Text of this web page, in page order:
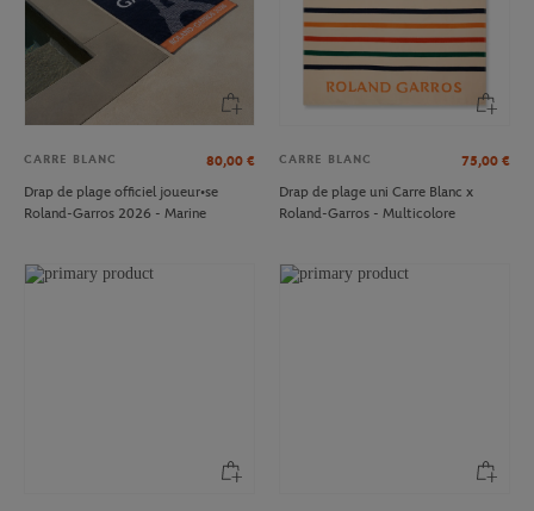
CARRE BLANC 80,00 €
Drap de plage officiel joueur•se
Roland-Garros 2026 - Marine
CARRE BLANC 75,00 €
Drap de plage uni Carre Blanc x
Roland-Garros - Multicolore